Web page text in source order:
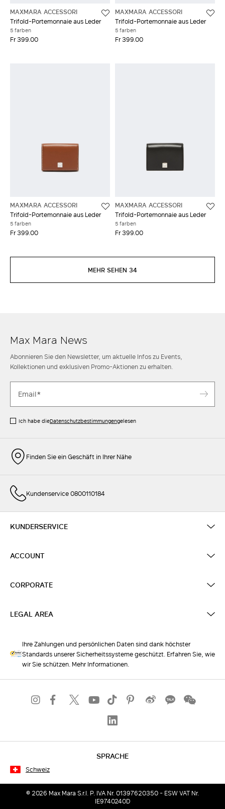
MAXMARA ACCESSORI
Trifold-Portemonnaie aus Leder
5 farben
Fr 399.00
MAXMARA ACCESSORI
Trifold-Portemonnaie aus Leder
5 farben
Fr 399.00
MAXMARA ACCESSORI
Trifold-Portemonnaie aus Leder
5 farben
Fr 399.00
MAXMARA ACCESSORI
Trifold-Portemonnaie aus Leder
5 farben
Fr 399.00
MEHR SEHEN 34
Max Mara News
Abonnieren Sie den Newsletter, um aktuelle Infos zu Events,
Kollektionen und exklusiven Promo-Aktionen zu erhalten.
Ich habe dieDatenschutzbestimmungengelesen
Finden Sie ein Geschäft in Ihrer Nähe
Kundenservice 0800110184
KUNDERSERVICE
ACCOUNT
CORPORATE
LEGAL AREA
Ihre Zahlungen und persönlichen Daten sind dank höchster
Standards unserer Sicherheitssysteme geschützt. Erfahren Sie, wie
wir Sie schützen. Mehr Informationen.
SPRACHE
Schweiz
© 2026 Max Mara S.r.l. P. IVA Nr. 01397620350 - ESW VAT Nr.
IE9740240D